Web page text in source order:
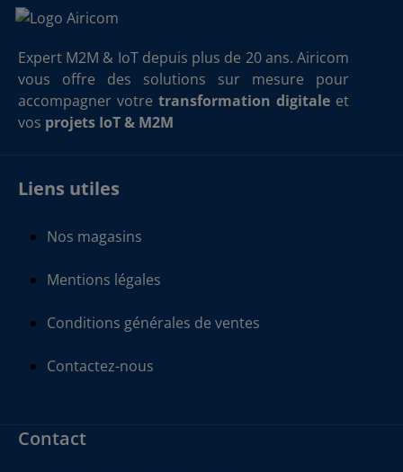
Expert M2M & IoT depuis plus de 20 ans. Airicom
vous offre des solutions sur mesure pour
accompagner votre transformation digitale et
vos projets IoT & M2M
Liens utiles
Nos magasins
Mentions légales
Conditions générales de ventes
Contactez-nous
Contact